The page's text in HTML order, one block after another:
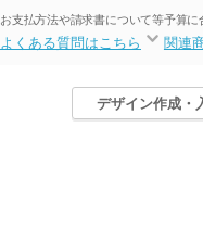
お支払方法や請求書について等
よくある質問はこちら
予算に
関連
デザイン作成・